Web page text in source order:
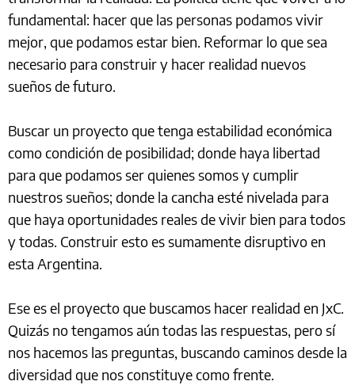
fundamental: hacer que las personas podamos vivir
mejor, que podamos estar bien. Reformar lo que sea
necesario para construir y hacer realidad nuevos
sueños de futuro.
Buscar un proyecto que tenga estabilidad económica
como condición de posibilidad; donde haya libertad
para que podamos ser quienes somos y cumplir
nuestros sueños; donde la cancha esté nivelada para
que haya oportunidades reales de vivir bien para todos
y todas. Construir esto es sumamente disruptivo en
esta Argentina.
Ese es el proyecto que buscamos hacer realidad en JxC.
Quizás no tengamos aún todas las respuestas, pero sí
nos hacemos las preguntas, buscando caminos desde la
diversidad que nos constituye como frente.